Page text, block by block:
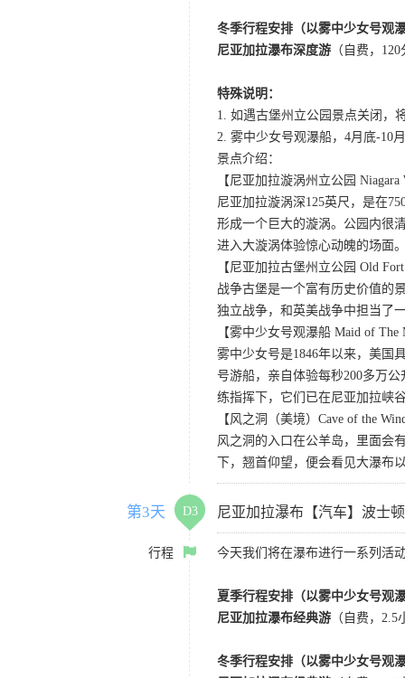
冬季行程安排（以雾中少女号观
尼亚加拉瀑布深度游 （自费，
特殊说明：
1. 如遇古堡州立公园景点关闭，
2. 雾中少女号观瀑船，4月底-10
景点介绍：
【尼亚加拉漩涡州立公园
尼亚加拉漩涡深125英尺，是在
形成一个巨大的漩涡。公园内很
进入大漩涡体验惊心动魄的场面
【尼亚加拉古堡州立公园 Old
战争古堡是一个富有历史价值的
独立战争，和英美战争中担当了
【雾中少女号观瀑船 Maid of The
雾中少女号是1846年以来，美国
号游船，亲自体验每秒200多万
练指挥下，它们已在尼亚加拉峡
【风之洞（美境）Cave of the
风之洞的入口在公羊岛，里面会
下，翘首仰望，便会看见大瀑布
第3天 D3 尼亚加拉瀑布【汽车】波士顿
行程 今天我们将在瀑布进行一系列活
夏季行程安排（以雾中少女号观
尼亚加拉瀑布经典游 （自费，
冬季行程安排（以雾中少女号观